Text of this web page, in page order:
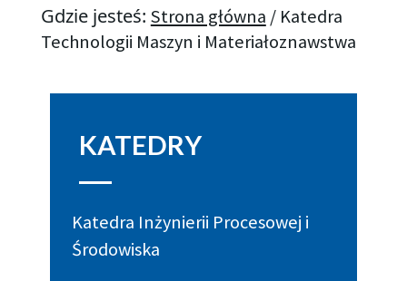
Gdzie jesteś: Strona główna / Katedra
Technologii Maszyn i Materiałoznawstwa
KATEDRY
Katedra Inżynierii Procesowej i
Środowiska